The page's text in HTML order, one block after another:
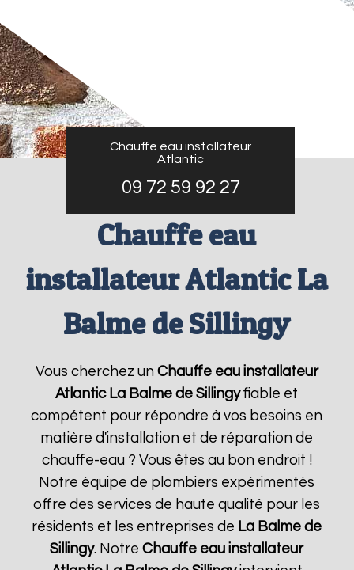
Chauffe eau installateur
Atlantic
09 72 59 92 27
Chauffe eau
installateur Atlantic La
Balme de Sillingy
Vous cherchez un Chauffe eau installateur
Atlantic La Balme de Sillingyfiable et
compétent pour répondre à vos besoins en
matière d'installation et de réparation de
chauffe-eau ? Vous êtes au bon endroit !
Notre équipe de plombiers expérimentés
offre des services de haute qualité pour les
résidents et les entreprises de La Balme de
Sillingy. NotreChauffe eau installateur